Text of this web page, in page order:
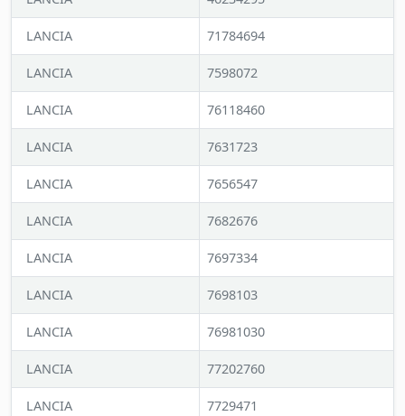
LANCIA 71784694
LANCIA 7598072
LANCIA 76118460
LANCIA 7631723
LANCIA 7656547
LANCIA 7682676
LANCIA 7697334
LANCIA 7698103
LANCIA 76981030
LANCIA 77202760
LANCIA 7729471